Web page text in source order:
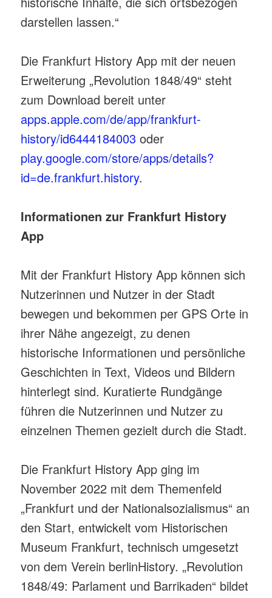
darstellen lassen.“
Die Frankfurt History App mit der neuen
Erweiterung „Revolution 1848/49“ steht
zum Download bereit unter
apps.apple.com/de/app/frankfurt-
history/id6444184003 oder
play.google.com/store/apps/details?
id=de.frankfurt.history.
Informationen zur Frankfurt History
App
Mit der Frankfurt History App können sich
Nutzerinnen und Nutzer in der Stadt
bewegen und bekommen per GPS Orte in
ihrer Nähe angezeigt, zu denen
historische Informationen und persönliche
Geschichten in Text, Videos und Bildern
hinterlegt sind. Kuratierte Rundgänge
führen die Nutzerinnen und Nutzer zu
einzelnen Themen gezielt durch die Stadt.
Die Frankfurt History App ging im
November 2022 mit dem Themenfeld
„Frankfurt und der Nationalsozialismus“ an
den Start, entwickelt vom Historischen
Museum Frankfurt, technisch umgesetzt
von dem Verein berlinHistory. „Revolution
1848/49: Parlament und Barrikaden“ bildet